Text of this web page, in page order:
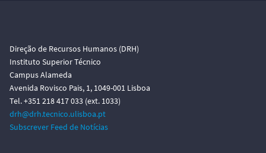
Direção de Recursos Humanos (DRH)
Instituto Superior Técnico
Campus Alameda
Avenida Rovisco Pais, 1, 1049-001 Lisboa
Tel. +351 218 417 033 (ext. 1033)
drh@drh.tecnico.ulisboa.pt
Subscrever Feed de Notícias